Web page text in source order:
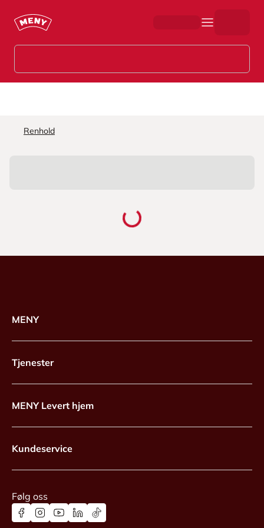
Renhold
MENY
Tjenester
MENY Levert hjem
Kundeservice
Følg oss